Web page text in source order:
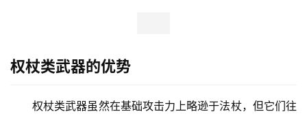
权杖类武器的优势
权杖类武器虽然在基础攻击力上略逊于法杖，但它们往